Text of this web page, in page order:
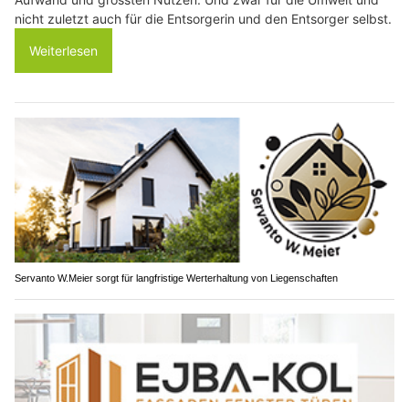
nicht zuletzt auch für die Entsorgerin und den Entsorger selbst.
Weiterlesen
Servanto W.Meier sorgt für langfristige Werterhaltung von Liegenschaften